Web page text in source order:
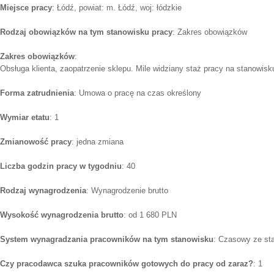
Miejsce pracy: Łódź, powiat: m. Łódź, woj: łódzkie
Rodzaj obowiązków na tym stanowisku pracy: Zakres obowiązków
Zakres obowiązków:
Obsługa klienta, zaopatrzenie sklepu. Mile widziany staż pracy na
Forma zatrudnienia: Umowa o pracę na czas określony
Wymiar etatu: 1
Zmianowość pracy: jedna zmiana
Liczba godzin pracy w tygodniu: 40
Rodzaj wynagrodzenia: Wynagrodzenie brutto
Wysokość wynagrodzenia brutto: od 1 680 PLN
System wynagradzania pracowników na tym stanowisku: Czasowy ze
Czy pracodawca szuka pracowników gotowych do pracy od zaraz?: 1